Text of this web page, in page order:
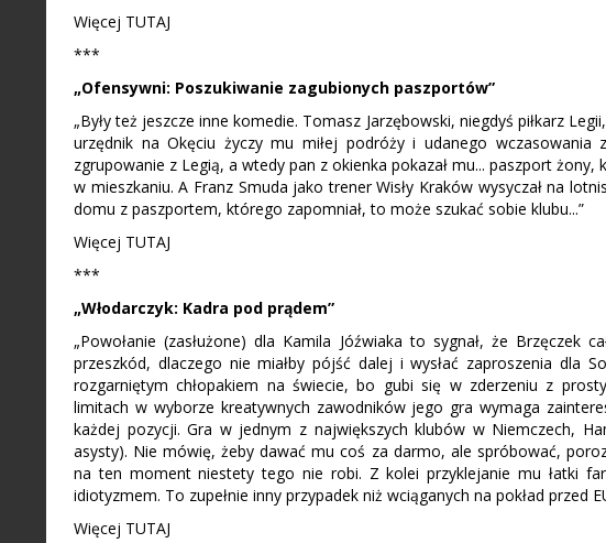
Więcej TUTAJ
***
„Ofensywni: Poszukiwanie zagubionych paszportów”
„Były też jeszcze inne komedie. Tomasz Jarzębowski, niegdyś piłkarz
urzędnik na Okęciu życzy mu miłej podróży i udanego wczasowania
zgrupowanie z Legią, a wtedy pan z okienka pokazał mu... paszport żony,
w mieszkaniu. A Franz Smuda jako trener Wisły Kraków wysyczał na
domu z paszportem, którego zapomniał, to może szukać sobie klubu...”
Więcej TUTAJ
***
„Włodarczyk: Kadra pod prądem”
„Powołanie (zasłużone) dla Kamila Jóźwiaka to sygnał, że Brzęczek
przeszkód, dlaczego nie miałby pójść dalej i wysłać zaproszenia dla
rozgarniętym chłopakiem na świecie, bo gubi się w zderzeniu z
limitach w wyborze kreatywnych zawodników jego gra wymaga
każdej pozycji. Gra w jednym z największych klubów w Niemczech,
asysty). Nie mówię, żeby dawać mu coś za darmo, ale spróbować,
na ten moment niestety tego nie robi. Z kolei przyklejanie mu łatki
idiotyzmem. To zupełnie inny przypadek niż wciąganych na pokład przed
Więcej TUTAJ